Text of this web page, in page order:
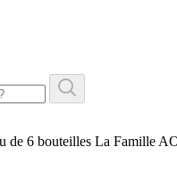
de 6 bouteilles La Famille